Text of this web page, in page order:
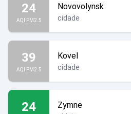
24
AQI PM2.5
Novovolynsk
cidade
39
AQI PM2.5
Kovel
cidade
24 Zymne